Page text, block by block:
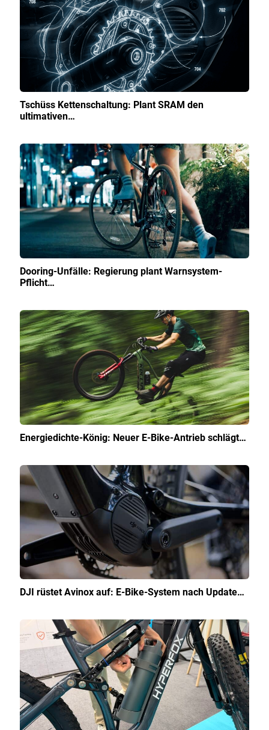
Tschüss Kettenschaltung: Plant SRAM den
ultimativen…
Dooring-Unfälle: Regierung plant Warnsystem-
Pflicht…
Energiedichte-König: Neuer E-Bike-Antrieb schlägt…
DJI rüstet Avinox auf: E-Bike-System nach Update…